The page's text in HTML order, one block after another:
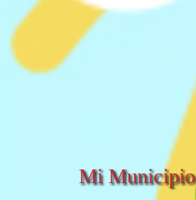
Mi Municipio